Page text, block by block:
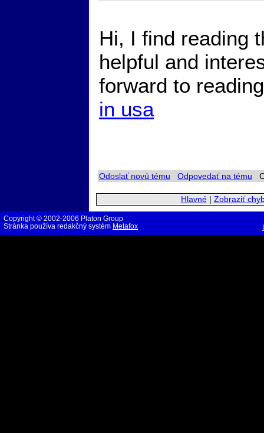
Hi, I find reading
helpful and
forward to
in usa
Odoslať novú tému Odpovedať na tému
Hlavné| Zobraziť
Copyright © 2002-2006 Platon Group
Stránka používa redakčný systém Metafox